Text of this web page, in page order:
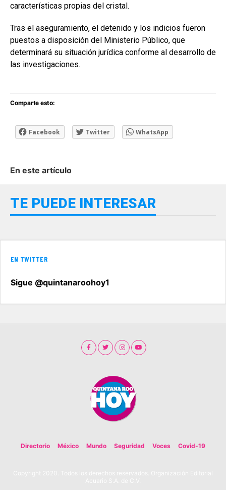
características propias del cristal.
Tras el aseguramiento, el detenido y los indicios fueron
puestos a disposición del Ministerio Público, que
determinará su situación jurídica conforme al desarrollo de
las investigaciones.
Comparte esto:
Facebook Twitter WhatsApp
En este artículo
TE PUEDE INTERESAR
EN TWITTER
Sigue @quintanaroohoy1
Directorio México Mundo Seguridad Voces Covid-19